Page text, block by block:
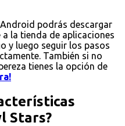
podrás descargar
la tienda de aplicaciones
y luego seguir los pasos
También si no
tienes la opción de
Stars?